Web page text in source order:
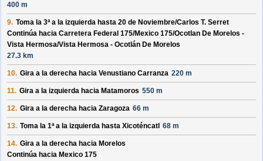
400 m
9. Toma la 3ª a la izquierda hasta 20 de Noviembre/Carlos T. Serret
Continúa hacia Carretera Federal 175/Mexico 175/Ocotlan De Morelos -
Vista Hermosa/Vista Hermosa - Ocotlán De Morelos
27.3 km
10. Gira a la derecha hacia Venustiano Carranza 220 m
11. Gira a la izquierda hacia Matamoros 550 m
12. Gira a la derecha hacia Zaragoza 66 m
13. Toma la 1ª a la izquierda hasta Xicoténcatl 68 m
14. Gira a la derecha hacia Morelos
Continúa hacia Mexico 175